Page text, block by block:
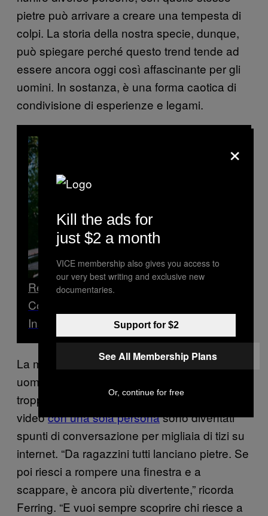
pietre può arrivare a creare una tempesta di
colpi. La storia della nostra specie, dunque,
può spiegare perché questo trend tende ad
essere ancora oggi così affascinante per gli
uomini. In sostanza, è una forma caotica di
condivisione di esperienze e legami.
Read Next
Come renderti meno imbarazzante su
Instagram – una guida per uomini
La maggior parte dei video contiene infatti più
uomini che cooperano per alzare dei massi
troppo pesanti per il singolo. Ma anche i
videocon una sola personasono diventati
spunti di conversazione per migliaia di tizi su
internet. “Da ragazzini tutti lanciano pietre. Se
poi riesci a rompere una finestra e a
scappare, è ancora più divertente,” ricorda
Ferring. “E vuoi sempre scoprire chi riesce a
×
Kill the ads for
just $2 a month
VICE membership also gives you access to
our very best writing and exclusive new
documentaries.
Support for $2
See All Membership Plans
Or, continue for free